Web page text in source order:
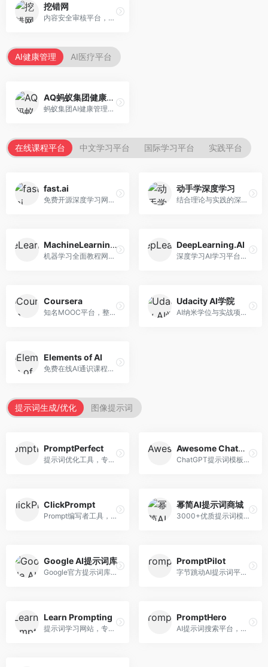
挖错网
内容安全审核平台，专注于违规内容检测。面向企业和平台，提供内容审核、敏感词检测、风险预警等服务，安全审核专业。
AI健康管理 AI医疗平台
AQ蚂蚁集团健康管家
蚂蚁集团AI健康管理服务，专注于个人健康监测。面向个人用户，提供健康评估、慢病管理、健康建议等服务，健康管理便捷。
在线课程平台 中文学习平台 国际学习平台 实践平台
fast.ai
免费开源深度学习网站，专注于实用AI教学。面向开发者，提供免费深度学习课程、实战项目、代码库等资源，学习门槛低。
动手学深度学习
结合理论与实践的深度学习教材，专注于代码驱动学习。面向学生和开发者，提供深度学习理论、代码实现、练习题等资源，学习体验好。
MachineLearningMastery
机器学习全面教程网站，专注于实用技能教学。面向开发者，提供机器学习算法、Python实现、项目实战等教程，实用性强。
DeepLearning.AI
深度学习AI学习平台，由吴恩达创立。面向AI学习者，提供深度学习专项课程、AI新闻、技术社区等资源，课程质量权威。
Coursera
知名MOOC平台，整合全球顶尖大学课程资源。面向学习者，提供AI、机器学习、深度学习等课程，证书认可度高，课程质量专业。
Udacity AI学院
AI纳米学位与实战项目平台，专注于职业导向学习。面向AI从业者，提供机器学习、深度学习、计算机视觉等纳米学位，项目实战性强。
Elements of AI
免费在线AI通识课程，专注于AI基础知识普及。面向普通大众，提供AI概念、原理、应用等入门知识，语言通俗易懂。
提示词生成/优化 图像提示词
PromptPerfect
提示词优化工具，专注于提示词质量提升。面向AI用户，提供提示词优化、效果测试、版本对比等服务，提示词优化专业。
Awesome ChatGPT Prompts
ChatGPT提示词模板库，专注于实用提示词收集。面向ChatGPT用户，提供提示词模板、使用场景、效果展示等资源，模板实用性强。
ClickPrompt
Prompt编写者工具，专注于提示词创作辅助。面向提示词创作者，提供提示词编辑、测试、分享等服务，创作工具完善。
幂简AI提示词商城
3000+优质提示词模板平台，专注于中文提示词。面向中文AI用户，提供提示词模板、分类检索、一键使用等服务，中文提示词丰富。
Google AI提示词库
Google官方提示词库，专注于Gemini模型优化。面向开发者，提供官方提示词指南、最佳实践、示例代码等资源，权威性强。
PromptPilot
字节跳动AI提示词平台，专注于提示词优化与管理。面向AI用户，提供提示词优化、效果测试、团队协作等服务，企业级功能完善。
Learn Prompting
提示词学习网站，专注于提示词工程教育。面向AI学习者，提供提示词教程、最佳实践、案例研究等资源，教学内容系统。
PromptHero
AI提示词搜索平台，整合多种AI工具提示词资源。面向AI创作者，提供提示词搜索、模板库、社区分享等服务，提示词资源丰富。